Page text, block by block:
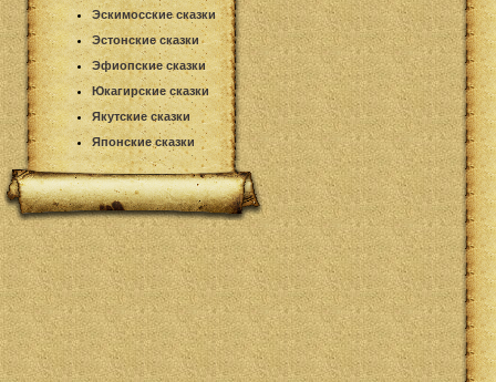
Эскимосские сказки
Эстонские сказки
Эфиопские сказки
Юкагирские сказки
Якутские сказки
Японские сказки